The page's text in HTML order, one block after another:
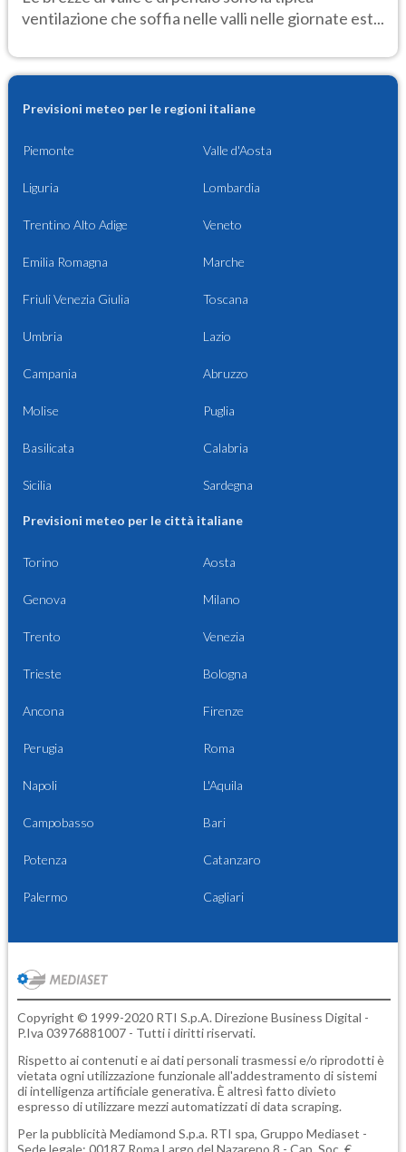
ventilazione che soffia nelle valli nelle giornate est...
Previsioni meteo per le regioni italiane
Piemonte Valle d'Aosta
Liguria Lombardia
Trentino Alto Adige Veneto
Emilia Romagna Marche
Friuli Venezia Giulia Toscana
Umbria Lazio
Campania Abruzzo
Molise Puglia
Basilicata Calabria
Sicilia Sardegna
Previsioni meteo per le città italiane
Torino Aosta
Genova Milano
Trento Venezia
Trieste Bologna
Ancona Firenze
Perugia Roma
Napoli L'Aquila
Campobasso Bari
Potenza Catanzaro
Palermo Cagliari
Copyright © 1999-2020 RTI S.p.A. Direzione Business Digital -
P.Iva 03976881007 - Tutti i diritti riservati.
Rispetto ai contenuti e ai dati personali trasmessi e/o riprodotti è
vietata ogni utilizzazione funzionale all'addestramento di sistemi
di intelligenza artificiale generativa. È altresì fatto divieto
espresso di utilizzare mezzi automatizzati di data scraping.
Per la pubblicità Mediamond S.p.a. RTI spa, Gruppo Mediaset -
Sede legale: 00187 Roma Largo del Nazareno 8 - Cap. Soc. €